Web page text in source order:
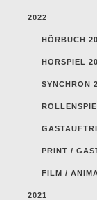
2022
HÖRBUCH
HÖRSPIEL
SYNCHRON
PRINT /
FILM /
2021